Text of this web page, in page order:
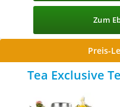
Zum
Preis-
Tea Exclusive